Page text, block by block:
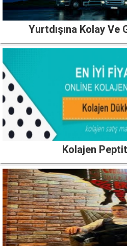
Yurtdışına Kolay Ve
Kolajen